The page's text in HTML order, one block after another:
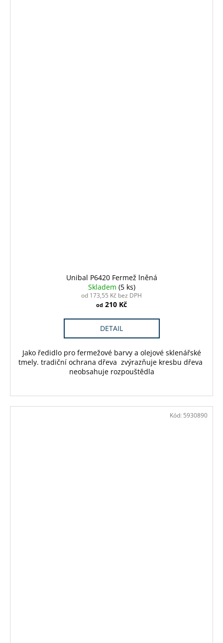
Unibal P6420 Fermež lněná
Skladem (5 ks)
od 173,55 Kč bez DPH
od 210 Kč
DETAIL
Jako ředidlo pro fermežové barvy a olejové sklenářské
tmely. tradiční ochrana dřeva zvýrazňuje kresbu dřeva
neobsahuje rozpouštědla
Kód: 5930890